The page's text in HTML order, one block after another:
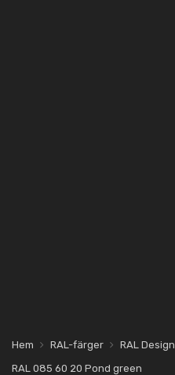
Hem RAL-färger RAL Design
RAL 085 60 20 Pond green